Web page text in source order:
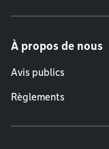
À propos de nous
Avis publics
Règlements